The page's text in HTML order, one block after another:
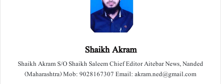
Shaikh Akram
Shaikh Akram S/O Shaikh Saleem Chief Editor Aitebar News, Nanded
(Maharashtra) Mob: 9028167307 Email: akram.ned@gmail.com